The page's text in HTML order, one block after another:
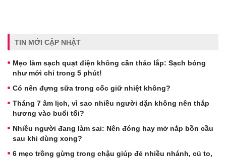
TIN MỚI CẬP NHẬT
Mẹo làm sạch quạt điện không cần tháo lắp: Sạch bóng
như mới chỉ trong 5 phút!
Có nên đựng sữa trong cốc giữ nhiệt không?
Tháng 7 âm lịch, vì sao nhiều người dặn không nên thắp
hương vào buổi tối?
Nhiều người đang làm sai: Nên đóng hay mở nắp bồn cầu
sau khi dùng xong?
6 mẹo trồng gừng trong chậu giúp đẻ nhiều nhánh, củ to,